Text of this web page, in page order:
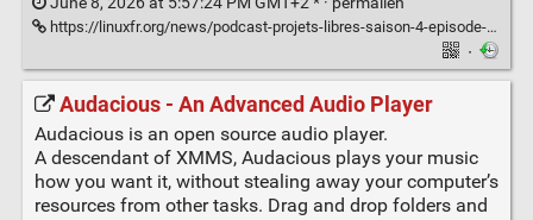
https://linuxfr.org/news/podcast-projets-libres-saison-4-episode-19-facturation-electronique-etat-d-avancement-pour-les-communautes-dolibarr-et-odoo
·
Audacious - An Advanced Audio Player
Audacious is an open source audio player.
A descendant of XMMS, Audacious plays your music
how you want it, without stealing away your computer’s
resources from other tasks. Drag and drop folders and